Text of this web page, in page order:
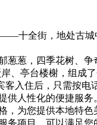
十全街，地处古城
葱，四季花树、争
、亭台楼榭，组成
入住后，只需按电
供人性化的便捷服务
为您提供本地特色
项目，可以满足您